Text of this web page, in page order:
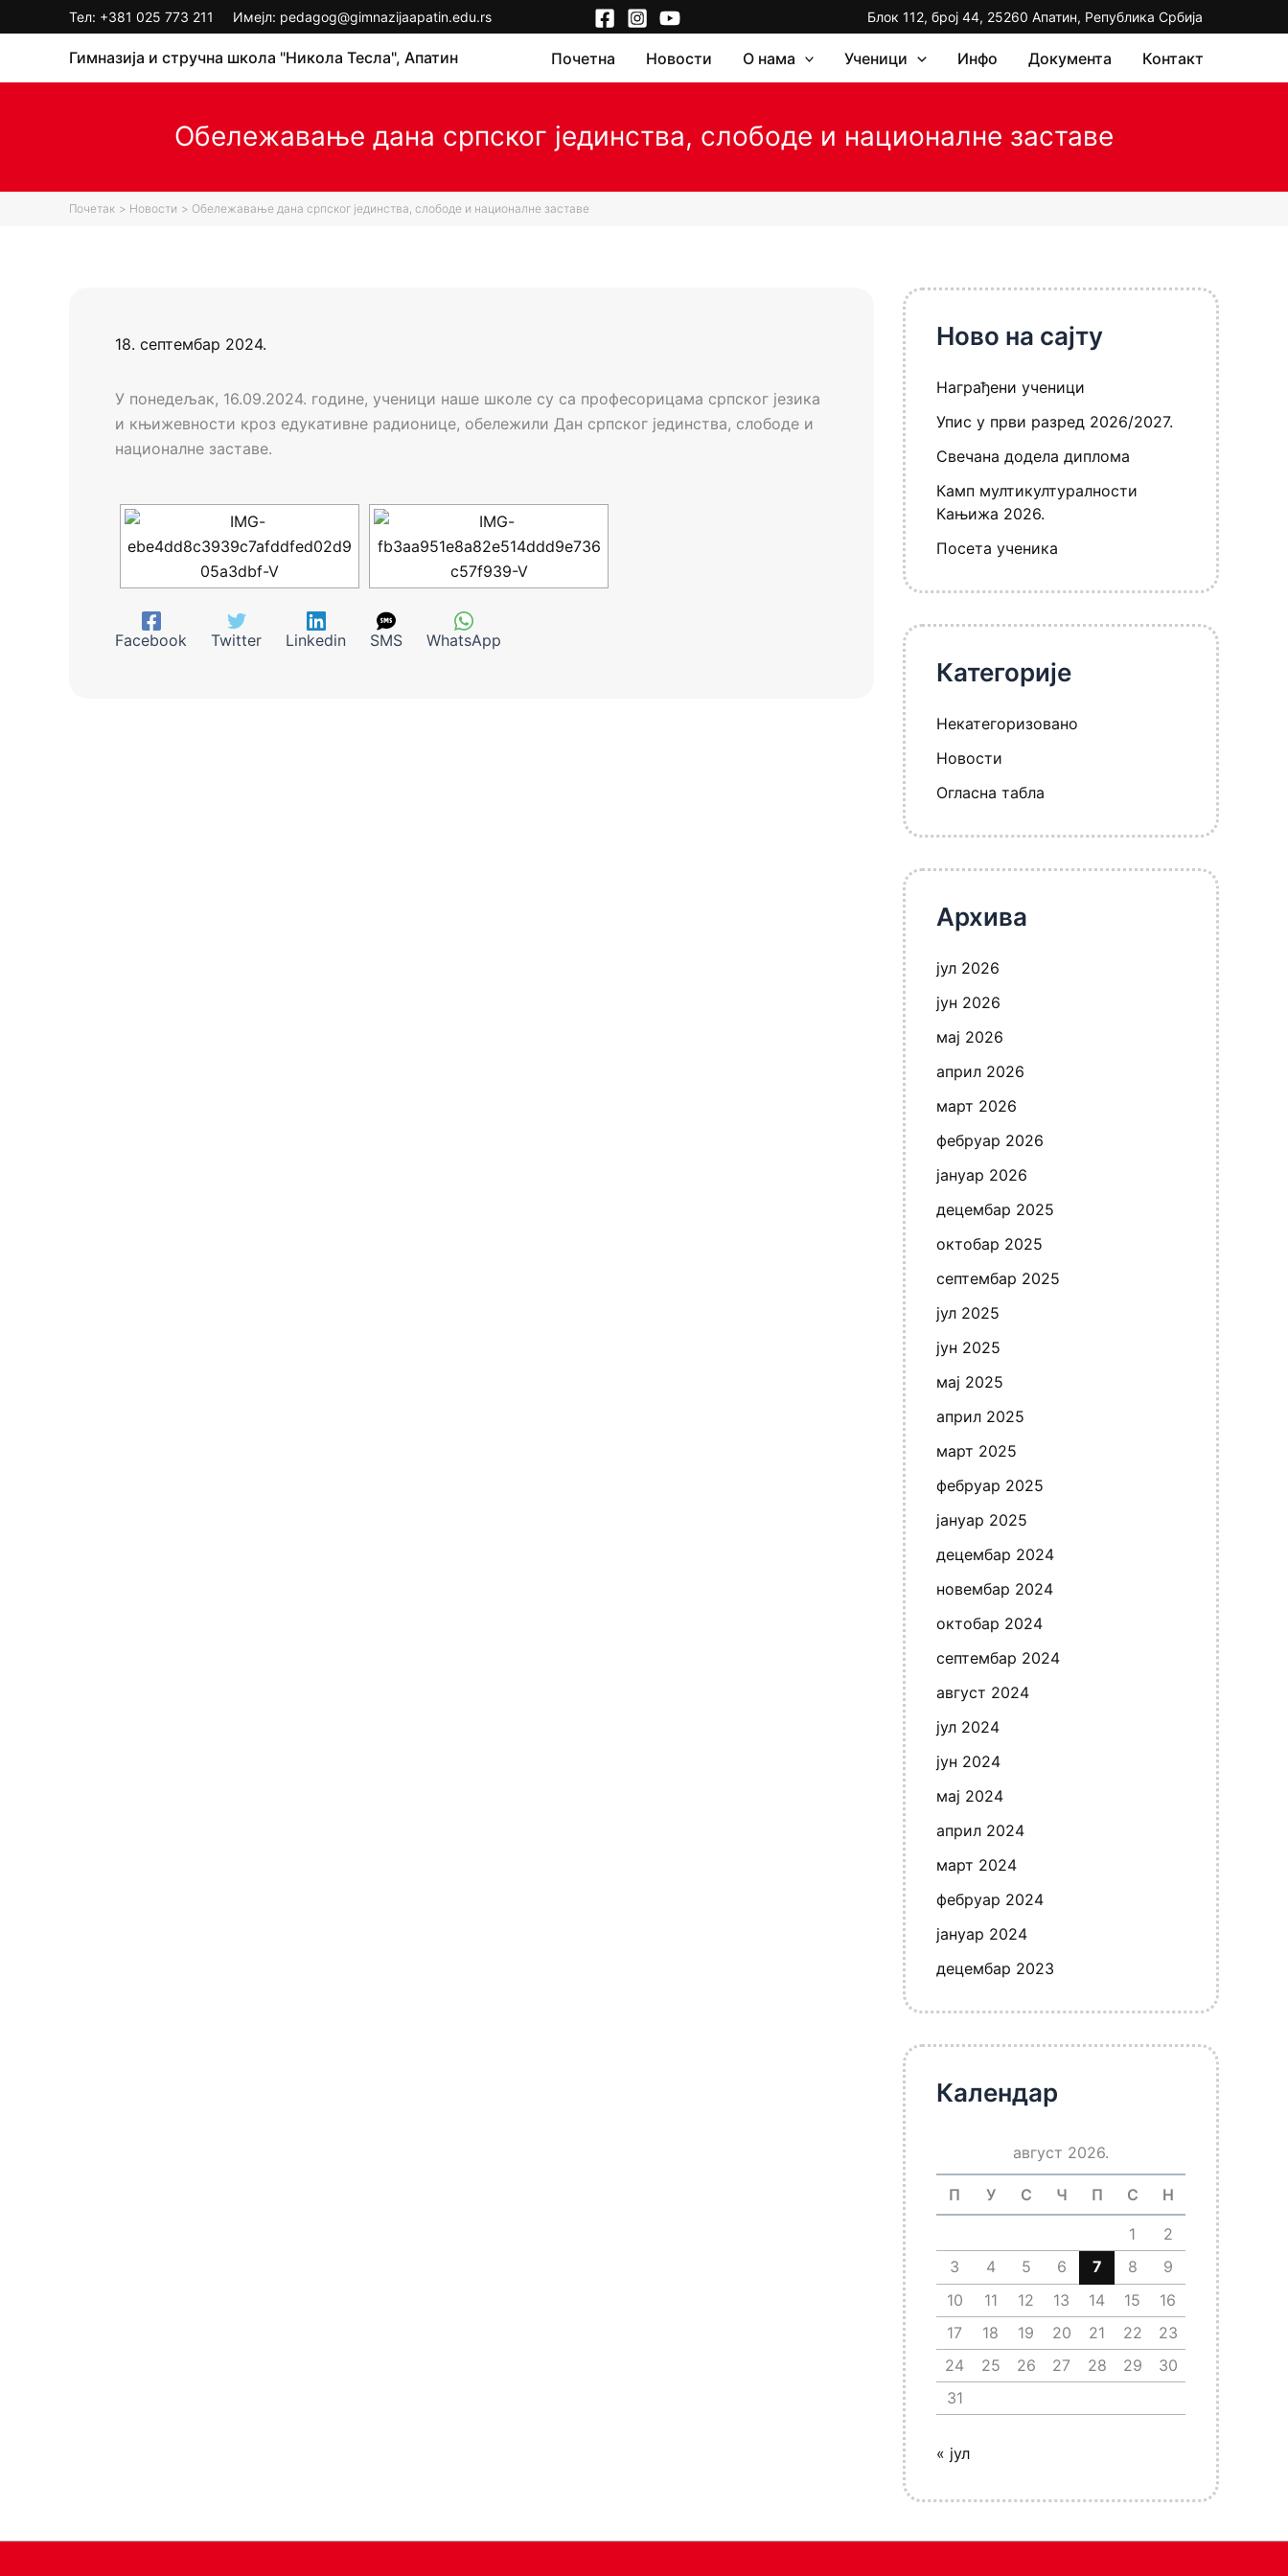
на
Тел: +381 025 773 211 Имејл: pedagog@gimnazijaapatin.edu.rs Блок 112, број 44, 25260 Апатин, Република Србија
Гимназија и стручна школа "Никола Тесла", Апатин Почетна Новости О нама Ученици Инфо Документа Контакт
Обележавање дана српског јединства, слободе и националне заставе
Почетак Новости Обележавање дана српског јединства, слободе и националне заставе
18. септембар 2024.
У понедељак, 16.09.2024. године, ученици наше школе су са професорицама српског језика
и књижевности кроз едукативне радионице, обележили Дан српског јединства, слободе и
националне заставе.
Facebook Twitter Linkedin SMS WhatsApp
Ново на сајту
Награђени ученици
Упис у први разред 2026/2027.
Свечана додела диплома
Камп мултикултуралности
Кањижа 2026.
Посета ученика
Категорије
Некатегоризовано
Новости
Огласна табла
Архива
јул 2026
јун 2026
мај 2026
април 2026
март 2026
фебруар 2026
јануар 2026
децембар 2025
октобар 2025
септембар 2025
јул 2025
јун 2025
мај 2025
април 2025
март 2025
фебруар 2025
јануар 2025
децембар 2024
новембар 2024
октобар 2024
септембар 2024
август 2024
јул 2024
јун 2024
мај 2024
април 2024
март 2024
фебруар 2024
јануар 2024
децембар 2023
Календар
август 2026.
П У С Ч П С Н
1
2
3
4 5 6 7 8
9
10
11 12 13 14 15
16
17
18 19 20 21 22
23
24
25 26 27 28 29
30
31
« јул